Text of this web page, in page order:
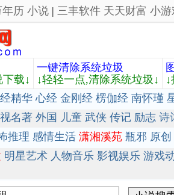
年历 小说 | 三丰软件 天天财富 小游
载↓
一键清除系统垃圾
↓轻轻一点,清除系统垃圾↓
精华 心经 金刚经 楞伽经 南怀瑾
名著 外国 儿童 武侠 传记 励志 诗
推理 感情生活 潇湘溪苑 瓶邪 原创
明星艺术 人物音乐 影视娱乐 游戏